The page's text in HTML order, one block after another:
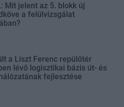
Mit jelent az 5. blokk új
a felülvizsgálat
a Liszt Ferenc repülőtér
lévő logisztikai bázis út- és
fejlesztése